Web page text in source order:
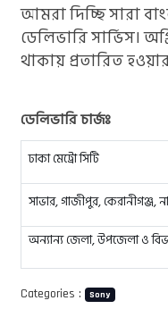
আমরা দিচ্ছি সারা
ডেলিভারি সার্ভিস।
থাকায় প্রতারিত
ডেলিভারি চার্জঃ
ঢাকা মেট্রো সিটি
সাভার, গাজীপুর, কেরানীগঞ্জ,
অন্যান্য জেলা, উপজেলা ও
Categories : Sony